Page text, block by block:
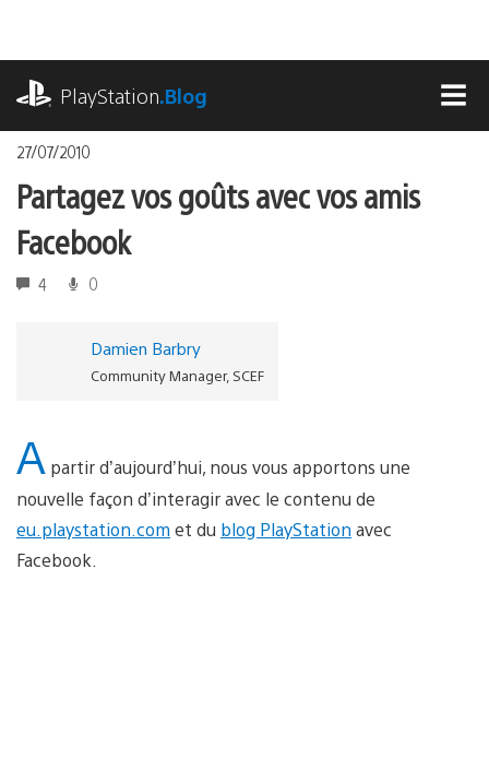
contenu
PlayStation.Blog
27/07/2010
Partagez vos goûts avec vos amis
Facebook
4 0
Damien Barbry
Community Manager, SCEF
A partir d’aujourd’hui, nous vous apportons une
nouvelle façon d’interagir avec le contenu de
eu.playstation.com et du blog PlayStation avec
Facebook.